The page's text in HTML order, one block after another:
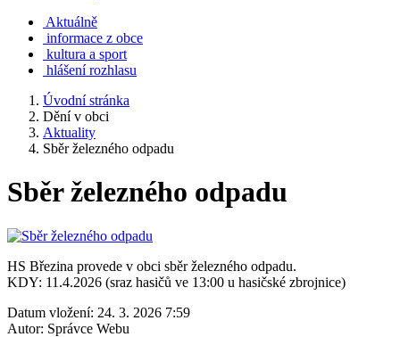
Aktuálně
informace z obce
kultura a sport
hlášení rozhlasu
Úvodní stránka
Dění v obci
Aktuality
Sběr železného odpadu
Sběr železného odpadu
HS Březina provede v obci sběr železného odpadu.
KDY: 11.4.2026 (sraz hasičů ve 13:00 u hasičské zbrojnice)
Datum vložení: 24. 3. 2026 7:59
Autor: Správce Webu